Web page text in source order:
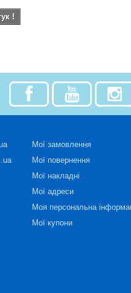
!
Мої замовлення
Мої повернення
Мої накладні
Мої адреси
Моя персональна
Мої купони